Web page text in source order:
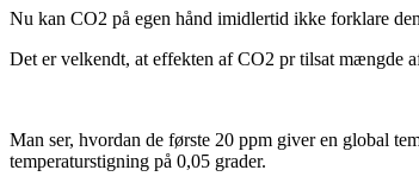
Nu kan CO2 på egen hånd imidlertid ikke forklare
Det er velkendt, at effekten af CO2 pr tilsat mængde
Man ser, hvordan de første 20 ppm giver en global
temperaturstigning på 0,05 grader.